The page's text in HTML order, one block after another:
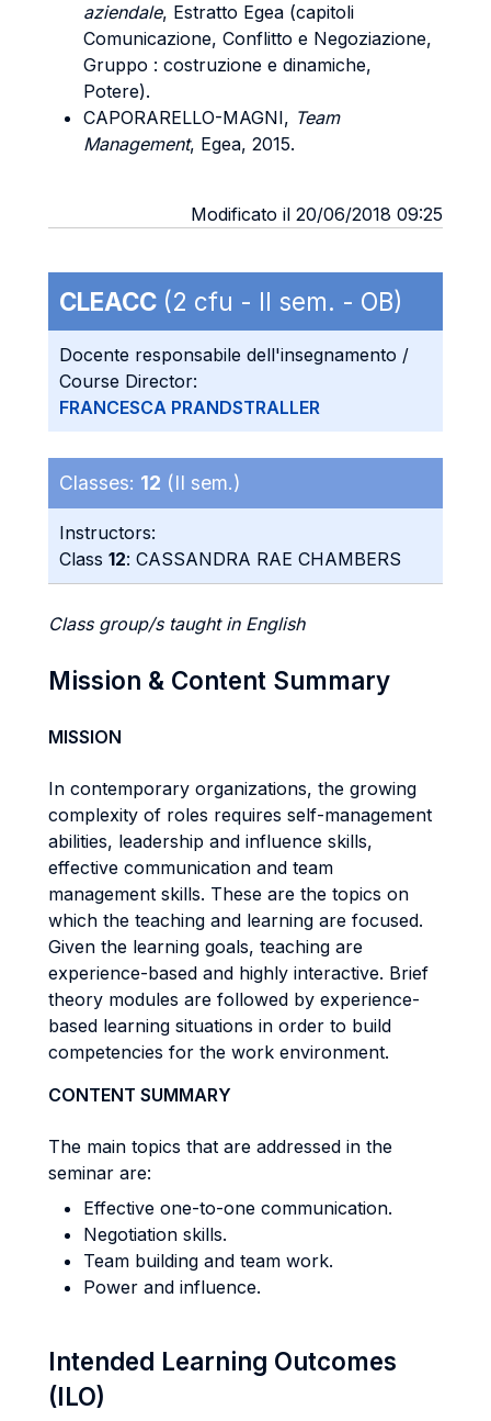
aziendale, Estratto Egea (capitoli
Comunicazione, Conflitto e Negoziazione,
Gruppo : costruzione e dinamiche,
Potere).
CAPORARELLO-MAGNI, Team
Management, Egea, 2015.
Modificato il 20/06/2018 09:25
CLEACC (2 cfu - II sem. - OB)
Docente responsabile dell'insegnamento /
Course Director:
FRANCESCA PRANDSTRALLER
Classes: 12 (II sem.)
Instructors:
Class 12: CASSANDRA RAE CHAMBERS
Class group/s taught in English
Mission & Content Summary
MISSION
In contemporary organizations, the growing
complexity of roles requires self-management
abilities, leadership and influence skills,
effective communication and team
management skills. These are the topics on
which the teaching and learning are focused.
Given the learning goals, teaching are
experience-based and highly interactive. Brief
theory modules are followed by experience-
based learning situations in order to build
competencies for the work environment.
CONTENT SUMMARY
The main topics that are addressed in the
seminar are:
Effective one-to-one communication.
Negotiation skills.
Team building and team work.
Power and influence.
Intended Learning Outcomes
(ILO)